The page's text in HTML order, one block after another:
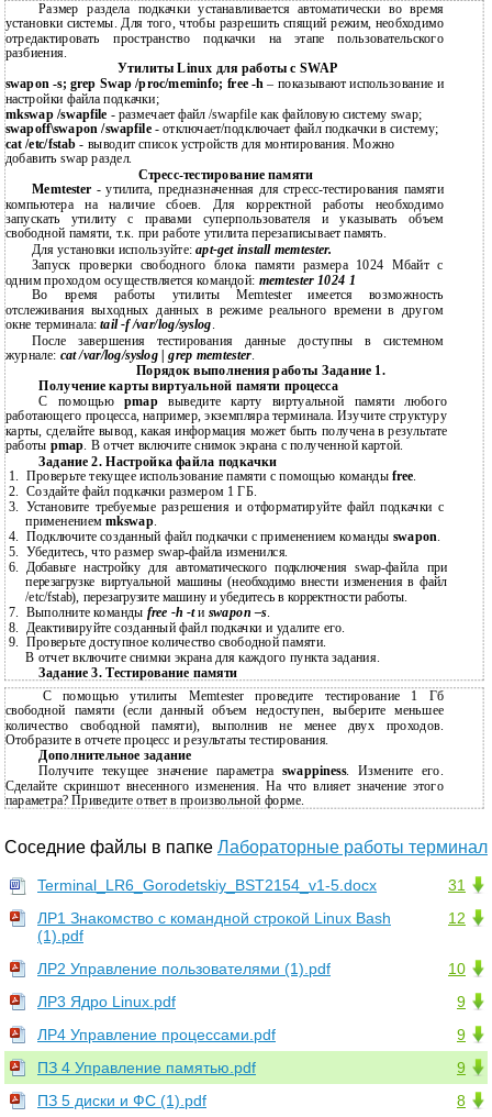
Размер раздела подкачки устанавливается автоматически во время
установки системы. Для того, чтобы разрешить спящий режим, необходимо
отредактировать пространство подкачки на этапе пользовательского
разбиения.
Утилиты Linux для работы с SWAP
swapon -s; grep Swap /proc/meminfo; free -h– показывают использование и
настройки файла подкачки;
mkswap /swapfile - размечает файл /swapfile как файловую систему swap;
swapoff\swapon /swapfile - отключает/подключает файл подкачки в систему;
cat /etc/fstab- выводит список устройств для монтирования. Можно
добавить swap раздел.
Стресс-тестирование памяти
Memtester - утилита, предназначенная для стресс-тестирования памяти
компьютера на наличие сбоев. Для корректной работы необходимо
запускать утилиту с правами суперпользователя и указывать объем
свободной памяти, т.к. при работе утилита перезаписывает память.
Для установки используйте:apt-getinstall memtester.
Запуск проверки свободного блока памяти размера 1024 Мбайт с
одним проходом осуществляется командой: memtester 1024 1
Во время работы утилиты Memtester имеется возможность
отслеживания выходных данных в режиме реального времени в другом
окне терминала:tail-f /var/log/syslog.
После завершения тестирования данные доступны в системном
журнале: cat /var/log/syslog | grep memtester.
Порядок выполнения работы Задание 1.
Получение карты виртуальной памяти процесса
С помощью pmap выведите карту виртуальной памяти любого
работающего процесса, например, экземпляра терминала. Изучите структуру
карты, сделайте вывод, какая информация может быть получена в результате
работы pmap. В отчет включите снимок экрана с полученной картой.
Задание 2. Настройка файла подкачки
1. Проверьте текущее использование памяти с помощью командыfree.
2. Создайте файл подкачки размером 1 ГБ.
3. Установите требуемые разрешения и отформатируйте файл подкачки с
применением mkswap.
4. Подключите созданный файл подкачки с применением команды swapon.
5. Убедитесь, что размер swap-файла изменился.
6.
Добавьте настройку для автоматического подключенияswap-файла при
перезагрузке виртуальной машины (необходимо внести изменения в файл
/etc/fstab), перезагрузите машину и убедитесь в корректности работы.
7. Выполните команды free -h -t и swapon–s.
8. Деактивируйте созданный файл подкачки и удалите его.
9. Проверьте доступное количество свободной памяти.
В отчет включите снимки экрана для каждого пункта задания.
Задание 3. Тестирование памяти
С помощью утилиты Memtester проведите тестирование 1 Гб
свободной памяти (если данный объем недоступен, выберите меньшее
количество свободной памяти), выполнив не менее двух проходов.
Отобразите в отчете процесс и результаты тестирования.
Дополнительное задание
Получите текущее значение параметраswappiness. Измените его.
Сделайте скриншот внесенного изменения. На что влияет значение этого
параметра? Приведите ответ в произвольной форме.
Соседние файлы в папке Лабораторные работы терминал
31
Terminal_LR6_Gorodetskiy_BST2154_v1-5.docx
12
ЛР1 Знакомство с командной строкой Linux Bash
(1).pdf
10
ЛР2 Управление пользователями (1).pdf
9
ЛР3 Ядро Linux.pdf
9
ЛР4 Управление процессами.pdf
9
ПЗ 4 Управление памятью.pdf
8
ПЗ 5 диски и ФС (1).pdf